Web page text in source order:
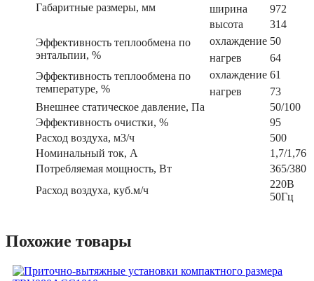
Габаритные размеры, мм
ширина
972
высота
314
Эффективность теплообмена по
энтальпии, %
охлаждение 50
нагрев
64
Эффективность теплообмена по
температуре, %
охлаждение 61
нагрев
73
Внешнее статическое давление, Па
50/100
Эффективность очистки, %
95
Расход воздуха, м3/ч
500
Номинальный ток, А
1,7/1,76
Потребляемая мощность, Вт
365/380
Расход воздуха, куб.м/ч
220В
50Гц
Похожие товары